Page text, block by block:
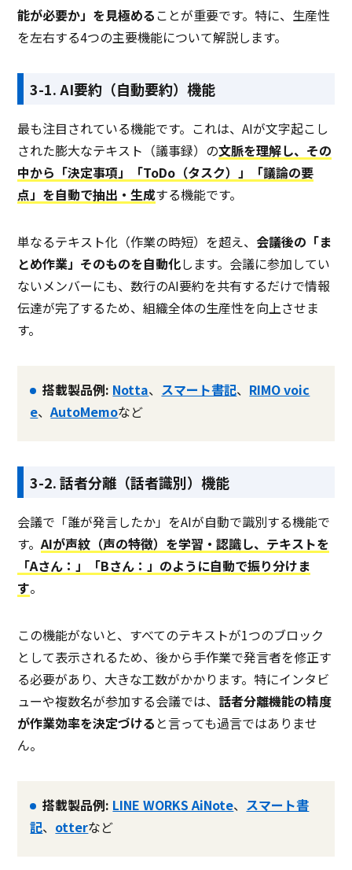
能が必要か」を見極めることが重要です。特に、生産性
を左右する4つの主要機能について解説します。
3-1. AI要約（自動要約）機能
最も注目されている機能です。これは、AIが文字起こし
された膨大なテキスト（議事録）の文脈を理解し、その
中から「決定事項」「ToDo（タスク）」「議論の要
点」を自動で抽出・生成する機能です。
単なるテキスト化（作業の時短）を超え、 会議後の「ま
とめ作業」そのものを自動化します。会議に参加してい
ないメンバーにも、数行のAI要約を共有するだけで情報
伝達が完了するため、組織全体の生産性を向上させま
す。
搭載製品例: Notta、 スマート書記、 RIMO voic
e、AutoMemoなど
3-2. 話者分離（話者識別）機能
会議で「誰が発言したか」をAIが自動で識別する機能で
す。AIが声紋（声の特徴）を学習・認識し、テキストを
「Aさん：」「Bさん：」のように自動で振り分けま
す。
この機能がないと、すべてのテキストが1つのブロック
として表示されるため、後から手作業で発言者を修正す
る必要があり、大きな工数がかかります。特にインタビ
ューや複数名が参加する会議では、 話者分離機能の精度
が作業効率を決定づける と言っても過言ではありませ
ん。
搭載製品例: LINE WORKS AiNote、 スマート書
記、 otterなど